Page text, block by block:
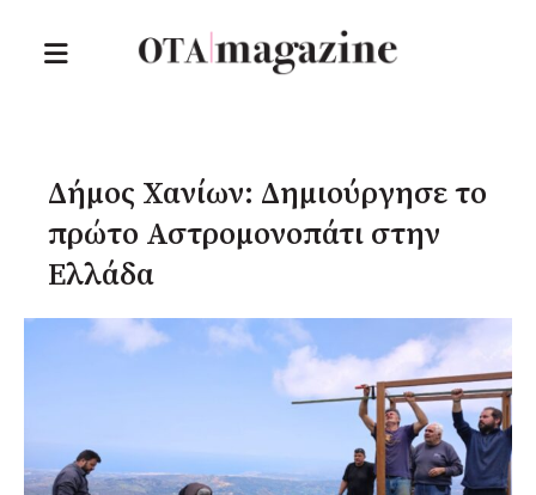
Δήμος Χανίων: Δημιούργησε το
πρώτο Αστρομονοπάτι στην
Ελλάδα